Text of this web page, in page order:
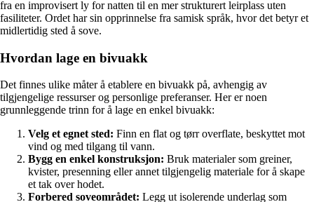
fra en improvisert ly for natten til en mer strukturert leirplass uten
fasiliteter. Ordet har sin opprinnelse fra samisk språk, hvor det betyr et
midlertidig sted å sove.
Hvordan lage en bivuakk
Det finnes ulike måter å etablere en bivuakk på, avhengig av
tilgjengelige ressurser og personlige preferanser. Her er noen
grunnleggende trinn for å lage en enkel bivuakk:
Velg et egnet sted: Finn en flat og tørr overflate, beskyttet mot
vind og med tilgang til vann.
Bygg en enkel konstruksjon: Bruk materialer som greiner,
kvister, presenning eller annet tilgjengelig materiale for å skape
et tak over hodet.
Forbered soveområdet: Legg ut isolerende underlag som